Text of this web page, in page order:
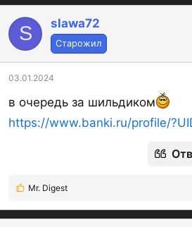
а
к
и
и
:
S slawa72
Старожил
03.01.2024
в очередь за шильдиком
https://www.banki.ru/profile/
Р
а
Mr. Digest